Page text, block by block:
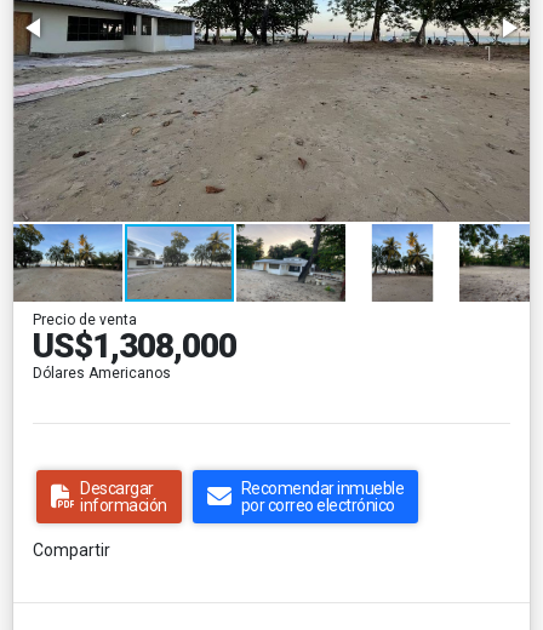
Precio de venta
US$1,308,000
Dólares Americanos
Descargar
información
Recomendar inmueble
por correo electrónico
Compartir